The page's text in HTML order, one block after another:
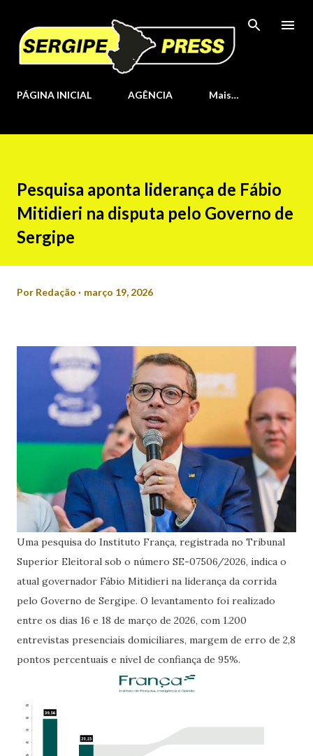
Pular para o conteúdo principal
PÁGINA INICIAL AGÊNCIA Mais…
Pesquisa aponta liderança de Fábio
Mitidieri na disputa pelo Governo de
Sergipe
Por Redação março 19, 2026
Uma pesquisa do Instituto França, registrada no Tribunal
Superior Eleitoral sob o número SE-07506/2026, indica o
atual governador Fábio Mitidieri na liderança da corrida
pelo Governo de Sergipe. O levantamento foi realizado
entre os dias 16 e 18 de março de 2026, com 1.200
entrevistas presenciais domiciliares, margem de erro de 2,8
pontos percentuais e nível de confiança de 95%.